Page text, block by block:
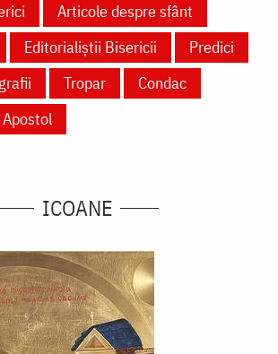
Articole despre sfânt
Editorialiștii Bisericii
Predici
Tropar
Condac
Apostol
ICOANE